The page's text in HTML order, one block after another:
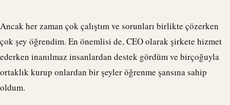
Ancak her zaman çok çalıştım ve sorunları birlikte çözerken
çok şey öğrendim. En önemlisi de, CEO olarak şirkete hizmet
ederken inanılmaz insanlardan destek gördüm ve birçoğuyla
ortaklık kurup onlardan bir şeyler öğrenme şansına sahip
oldum.